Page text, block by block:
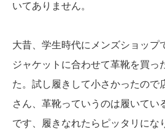
いてありません。
大昔、学生時代にメンズショップ
ジャケットに合わせて革靴を買っ
た。試し履きして小さかったので
さん、革靴っていうのは履いてい
です、履きなれたらピッタリにな